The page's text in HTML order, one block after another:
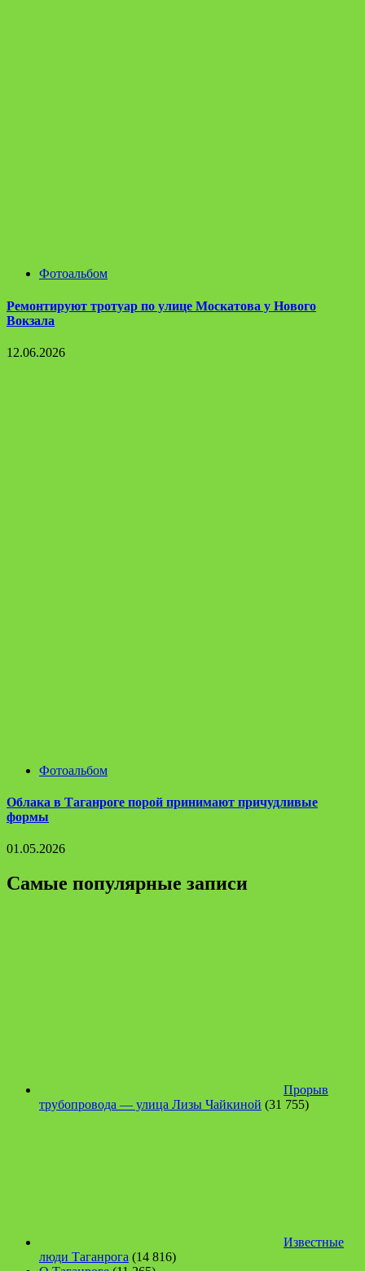
Фотоальбом
Ремонтируют тротуар по улице Москатова у Нового
Вокзала
12.06.2026
Фотоальбом
Облака в Таганроге порой принимают причудливые
формы
01.05.2026
Самые популярные записи
Прорыв
трубопровода — улица Лизы Чайкиной (31 755)
Известные
люди Таганрога (14 816)